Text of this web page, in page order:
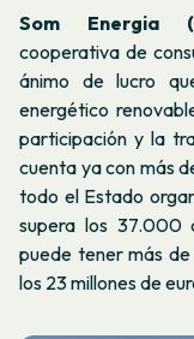
Som Energia (
cooperativa de
ánimo de lucro
energético
participación y la
cuenta ya con más
todo el Estado
supera los 37.000
puede tener más
los 23 millones de